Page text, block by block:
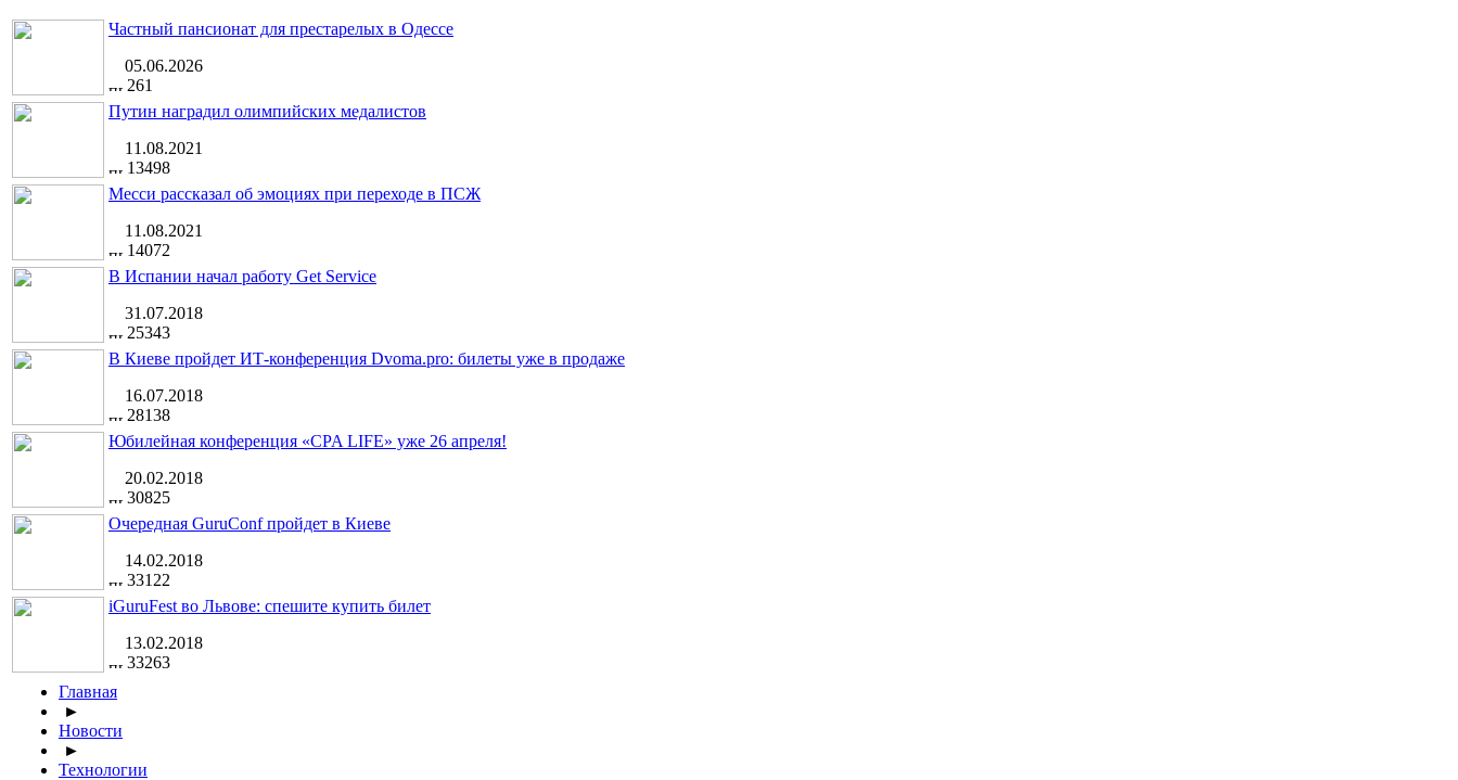
Частный пансионат для престарелых в Одессе
05.06.2026
261
Путин наградил олимпийских медалистов
11.08.2021
13498
Месси рассказал об эмоциях при переходе в ПСЖ
11.08.2021
14072
В Испании начал работу Get Service
31.07.2018
25343
В Киеве пройдет ИТ-конференция Dvoma.pro: билеты уже в продаже
16.07.2018
28138
Юбилейная конференция «CPA LIFE» уже 26 апреля!
20.02.2018
30825
Очередная GuruConf пройдет в Киеве
14.02.2018
33122
iGuruFest во Львове: спешите купить билет
13.02.2018
33263
Главная
►
Новости
►
Технологии